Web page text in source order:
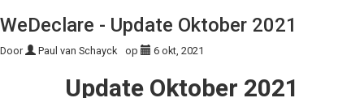
WeDeclare - Update Oktober 2021
Door Paul van Schayck op 6 okt, 2021
Update Oktober 2021